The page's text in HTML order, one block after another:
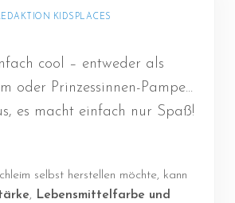
KIDSPLACES
cool – entweder als
oder Prinzessinnen-Pampe...
es macht einfach nur Spaß!
selbst herstellen möchte, kann
, Lebensmittelfarbe und